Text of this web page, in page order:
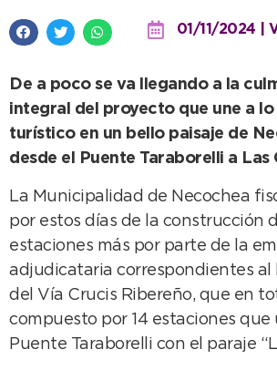
01/11/2024 |
De a poco se va llegando a la
integral del proyecto que une a
turístico en un bello paisaje de
desde el Puente Taraborelli a Las
La Municipalidad de Necochea
por estos días de la construcción
estaciones más por parte de la
adjudicataria correspondientes al
del Vía Crucis Ribereño, que en
compuesto por 14 estaciones que
Puente Taraborelli con el paraje